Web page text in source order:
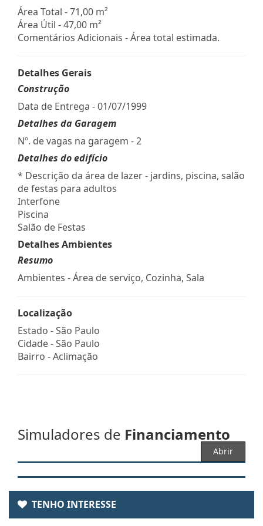
Área Total - 71,00 m²
Área Útil - 47,00 m²
Comentários Adicionais - Área total estimada.
Detalhes Gerais
Construção
Data de Entrega - 01/07/1999
Detalhes da Garagem
Nº. de vagas na garagem - 2
Detalhes do edifício
* Descrição da área de lazer - jardins, piscina, salão
de festas para adultos
Interfone
Piscina
Salão de Festas
Detalhes Ambientes
Resumo
Ambientes - Área de serviço, Cozinha, Sala
Localização
Estado -São Paulo
Cidade -São Paulo
Bairro -Aclimação
Simuladores de Financiamento
Abrir
TENHO INTERESSE